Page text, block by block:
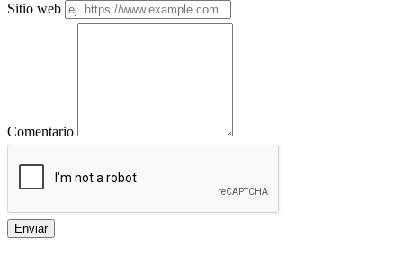
Sitio web
Comentario
Enviar